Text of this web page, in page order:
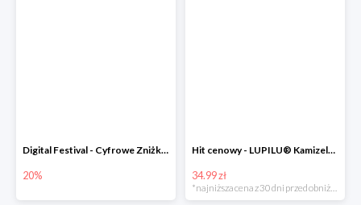
Digital Festival - Cyfrowe Zniżki Ubrania dla dzieci w Lidlu -20%
20%
Hit cenowy - LUPILU® Kamizelka pikowana dziewczęca
34.99 zł